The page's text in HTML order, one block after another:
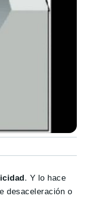
. Y lo hace
desaceleración o